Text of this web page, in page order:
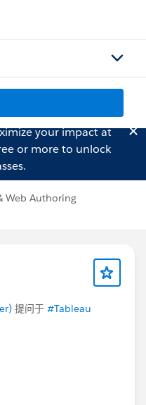
your impact at
or more to unlock
Web Authoring
提问于 #Tableau